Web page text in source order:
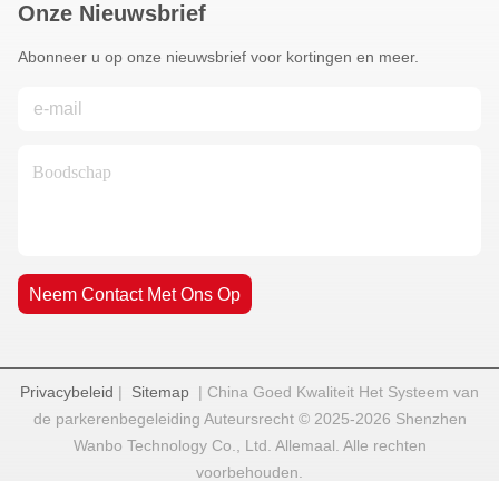
Onze Nieuwsbrief
Abonneer u op onze nieuwsbrief voor kortingen en meer.
Neem Contact Met Ons Op
Privacybeleid | Sitemap | China Goed Kwaliteit Het Systeem van
de parkerenbegeleiding Auteursrecht © 2025-2026 Shenzhen
Wanbo Technology Co., Ltd. Allemaal. Alle rechten
voorbehouden.